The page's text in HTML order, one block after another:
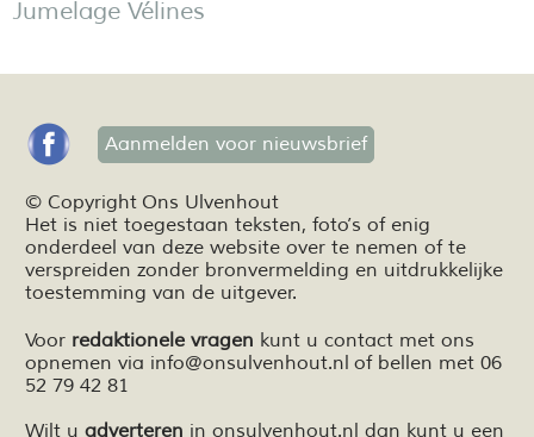
Jumelage Vélines
Aanmelden voor nieuwsbrief
© Copyright Ons Ulvenhout
Het is niet toegestaan teksten, foto’s of enig
onderdeel van deze website over te nemen of te
verspreiden zonder bronvermelding en uitdrukkelijke
toestemming van de uitgever.
Voor redaktionele vragen kunt u contact met ons
opnemen via info@onsulvenhout.nl of bellen met 06
52 79 42 81
Wilt u adverteren in onsulvenhout.nl dan kunt u een